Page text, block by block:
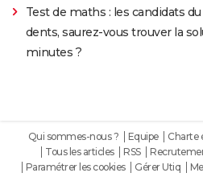
Test de maths : les candidats
dents, saurez-vous trouver la
minutes ?
Qui sommes-nous ? Equipe Charte
Tous les articles
RSS
Paramétrer les cookies
Gérer Utiq